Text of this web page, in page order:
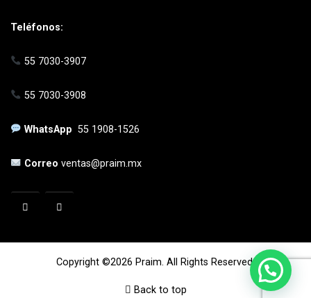
Teléfonos:
55 7030-3907
55 7030-3908
WhatsApp55 1908-1526
Correoventas@praim.mx
Copyright ©2026 Praim. All Rights Reserved.
Back to top